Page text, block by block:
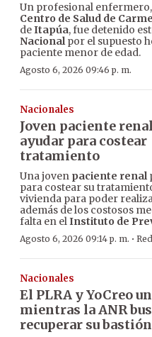
Un profesional
Centro de Salud de
deItapúa, fue detenido
Nacionalpor el supuesto
paciente menor de edad.
Agosto 6, 2026 09:46 p. m.
Nacionales
Joven paciente
ayudar para costear
tratamiento
Una joven paciente renal
para costear su
vivienda para poder
además de los costosos
falta en elInstituto de
Agosto 6, 2026 09:14 p. m. ·
Nacionales
El PLRA y YoCreo
mientras la ANR
recuperar su